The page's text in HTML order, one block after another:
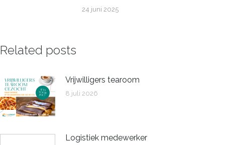
24 juni 2025
Related posts
Vrijwilligers tearoom
8 juli 2026
Logistiek medewerker